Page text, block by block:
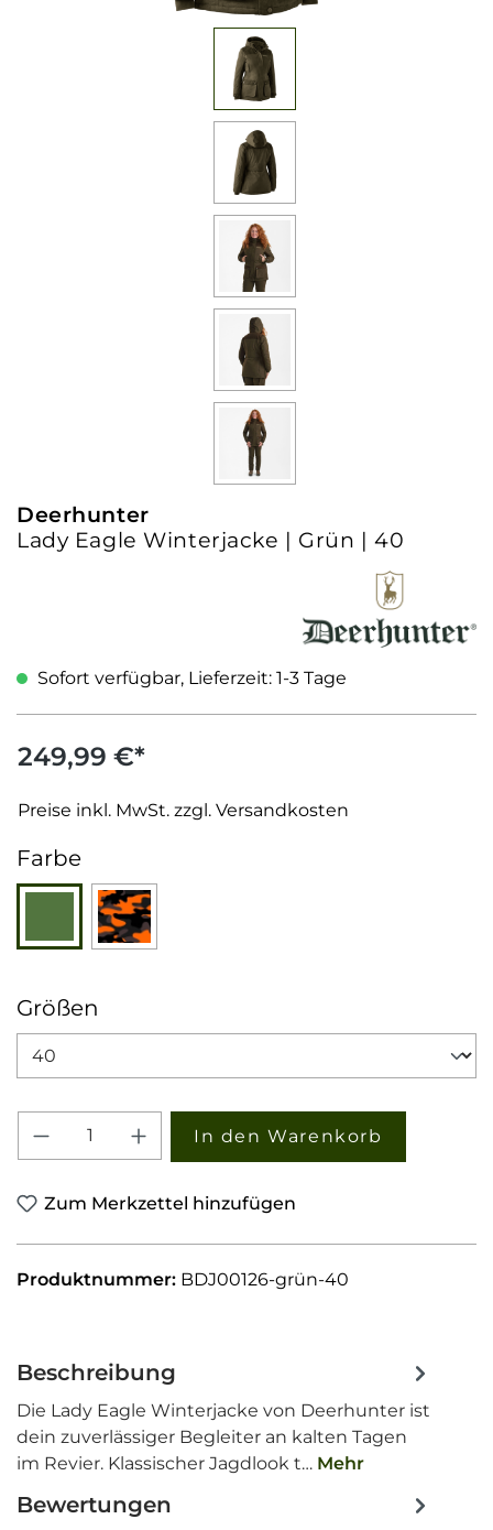
Deerhunter
Lady Eagle Winterjacke | Grün | 40
249,99 €*
Preise inkl. MwSt. zzgl. Versandkosten
Sofort verfügbar, Lieferzeit: 1-3 Tage
Farbeauswählen
Tarnmuster Orange
Größen
Produkt Anzahl: Gib den
In den Warenkorb
Zum Merkzettel hinzufügen
Produktnummer: BDJ00126-grün-40
Beschreibung
Die Lady Eagle Winterjacke von Deerhunter ist
dein zuverlässiger Begleiter an kalten Tagen
im Revier. Klassischer Jagdlook t… Mehr
Bewertungen